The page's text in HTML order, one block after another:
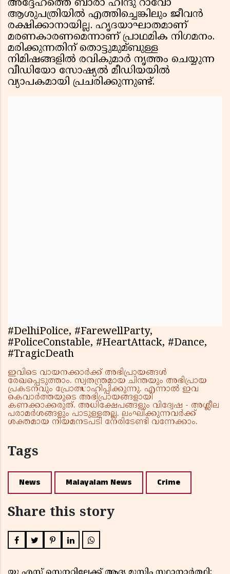
അദ്ദേഹത്തെ ബാരാ ഹിന്ദു റാവോ
ആശുപത്രിയിൽ എത്തിച്ചെങ്കിലും ജീവൻ
രക്ഷിക്കാനായില്ല. ഹൃദയാഘാതമാണ്
മരണകാരണമെന്നാണ് പ്രാഥമിക നിഗമനം.
മരിക്കുന്നതിന് തൊട്ടുമുമ്ബുള്ള
നിമിഷങ്ങളില്‍ രവികുമാർ നൃത്തം ചെയ്യുന്ന
വീഡിയോ സോഷ്യൽ മീഡിയയിൽ
വ്യാപകമായി പ്രചരിക്കുന്നുണ്ട്.
#DelhiPolice, #FarewellParty,
#PoliceConstable, #HeartAttack, #Dance,
#TragicDeath
ഇവിടെ വായനക്കാർക്ക് അഭിപ്രായങ്ങൾ
രേഖപ്പെടുത്താം. സ്വതന്ത്രമായ ചിന്തയും അഭിപ്രായ
പ്രകടനവും പ്രോത്സാഹിപ്പിക്കുന്നു. എന്നാൽ ഇവ
കെവാർത്തയുടെ അഭിപ്രായങ്ങളായി
കണക്കാക്കരുത്. അധിക്ഷേപങ്ങളും വിദ്വേഷ - അശ്ലീല
പരാമർശങ്ങളും പാടുള്ളതല്ല. ലംഘിക്കുന്നവർക്ക്
ശക്തമായ നിയമനടപടി നേരിടേണ്ടി വന്നേക്കാം.
Tags
News Malayalam News Crime
Share this story